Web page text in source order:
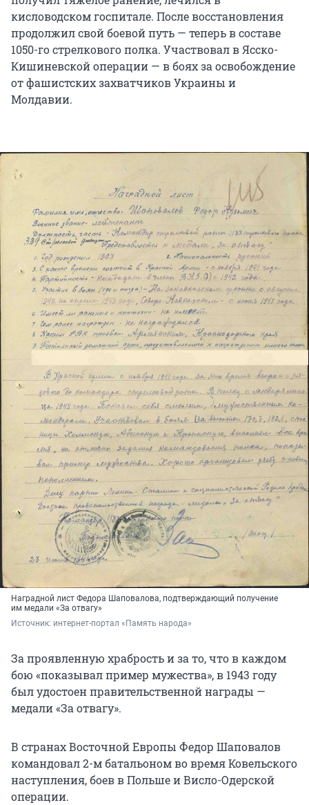
кисловодском госпитале. После восстановления
продолжил свой боевой путь — теперь в составе
1050-го стрелкового полка. Участвовал в Ясско-
Кишиневской операции — в боях за освобождение
от фашистских захватчиков Украины и
Молдавии.
Наградной лист Федора Шаповалова, подтверждающий получение
им медали «За отвагу»
Источник: интернет-портал «Память народа»
За проявленную храбрость и за то, что в каждом
бою «показывал пример мужества», в 1943 году
был удостоен правительственной награды —
медали «За отвагу».
В странах Восточной Европы Федор Шаповалов
командовал 2-м батальоном во время Ковельского
наступления, боев в Польше и Висло-Одерской
операции.